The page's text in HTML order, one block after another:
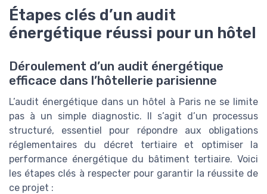
Étapes clés d’un audit
énergétique réussi pour un hôtel
Déroulement d’un audit énergétique
efficace dans l’hôtellerie parisienne
L’audit énergétique dans un hôtel à Paris ne se limite
pas à un simple diagnostic. Il s’agit d’un processus
structuré, essentiel pour répondre aux obligations
réglementaires du décret tertiaire et optimiser la
performance énergétique du bâtiment tertiaire. Voici
les étapes clés à respecter pour garantir la réussite de
ce projet :